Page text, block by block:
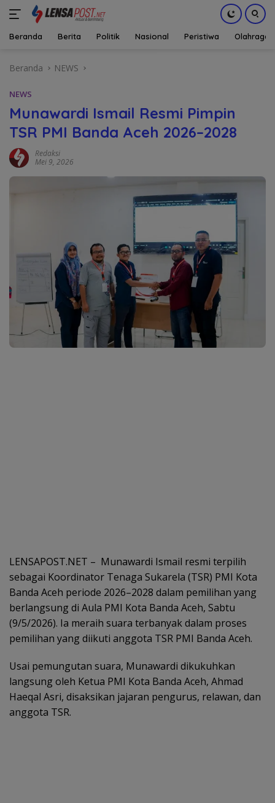
Beranda Berita Politik Nasional Peristiwa Olahraga
Beranda NEWS
NEWS
Munawardi Ismail Resmi Pimpin
TSR PMI Banda Aceh 2026–2028
Redaksi
Mei 9, 2026
LENSAPOST.NET – Munawardi Ismail resmi terpilih
sebagai Koordinator Tenaga Sukarela (TSR) PMI Kota
Banda Aceh periode 2026–2028 dalam pemilihan yang
berlangsung di Aula PMI Kota Banda Aceh, Sabtu
(9/5/2026). Ia meraih suara terbanyak dalam proses
pemilihan yang diikuti anggota TSR PMI Banda Aceh.
Usai pemungutan suara, Munawardi dikukuhkan
langsung oleh Ketua PMI Kota Banda Aceh, Ahmad
Haeqal Asri, disaksikan jajaran pengurus, relawan, dan
anggota TSR.